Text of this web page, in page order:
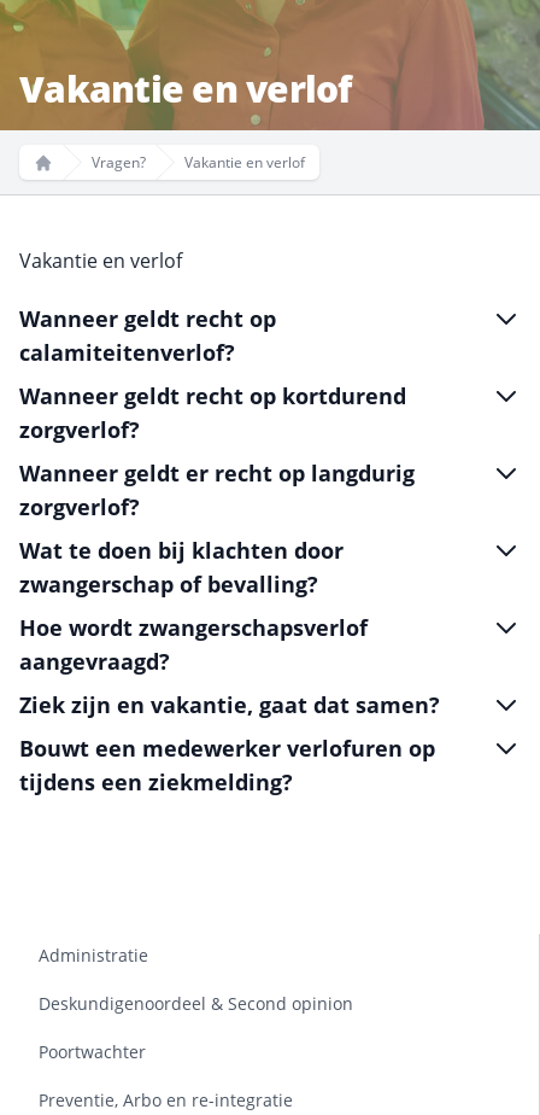
Vakantie en verlof
Home
Vragen? Vakantie en verlof
Vakantie en verlof
Wanneer geldt recht op
calamiteitenverlof?
Wanneer geldt recht op kortdurend
zorgverlof?
Wanneer geldt er recht op langdurig
zorgverlof?
Wat te doen bij klachten door
zwangerschap of bevalling?
Hoe wordt zwangerschapsverlof
aangevraagd?
Ziek zijn en vakantie, gaat dat samen?
Bouwt een medewerker verlofuren op
tijdens een ziekmelding?
Administratie
Deskundigenoordeel & Second opinion
Poortwachter
Preventie, Arbo en re-integratie